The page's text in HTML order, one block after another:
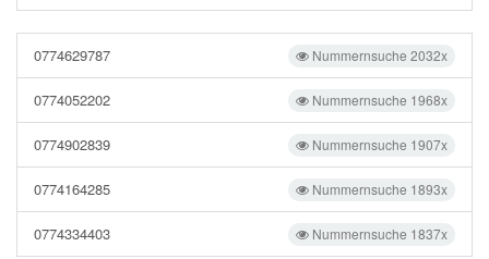
Nummernsuche 2032x
0774629787
Nummernsuche 1968x
0774052202
Nummernsuche 1907x
0774902839
Nummernsuche 1893x
0774164285
Nummernsuche 1837x
0774334403